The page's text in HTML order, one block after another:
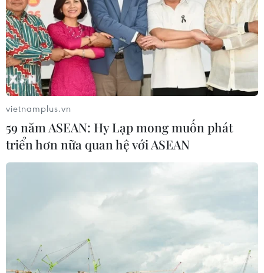
vietnamplus.vn
59 năm ASEAN: Hy Lạp mong muốn phát
triển hơn nữa quan hệ với ASEAN